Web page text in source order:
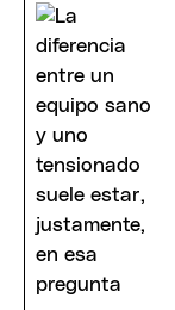
37
30
seconds